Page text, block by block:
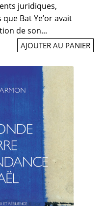
juridiques,
Bat Ye’or avait
de son...
AJOUTER AU PANIER